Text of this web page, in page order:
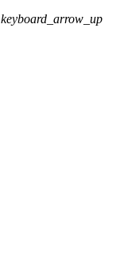
keyboard_arrow_up